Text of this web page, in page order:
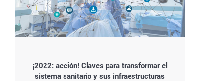
¡2022: acción! Claves para transformar el
sistema sanitario y sus infraestructuras